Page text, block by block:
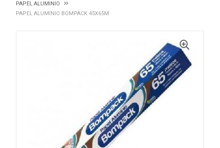
PAPEL ALUMINIO
PAPEL ALUMINIO BOMPACK 45X65M